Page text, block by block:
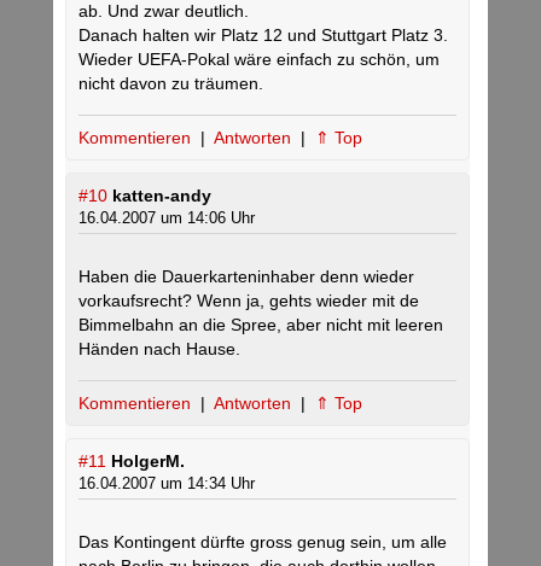
ab. Und zwar deutlich.
Danach halten wir Platz 12 und Stuttgart Platz 3.
Wieder UEFA-Pokal wäre einfach zu schön, um
nicht davon zu träumen.
Kommentieren | Antworten | ⇑ Top
#10 katten-andy
16.04.2007 um 14:06 Uhr
Haben die Dauerkarteninhaber denn wieder
vorkaufsrecht? Wenn ja, gehts wieder mit de
Bimmelbahn an die Spree, aber nicht mit leeren
Händen nach Hause.
Kommentieren | Antworten | ⇑ Top
#11 HolgerM.
16.04.2007 um 14:34 Uhr
Das Kontingent dürfte gross genug sein, um alle